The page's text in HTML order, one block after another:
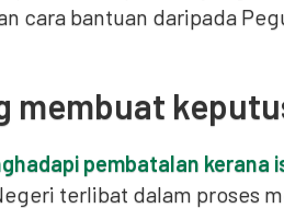
cara bantuan daripada
membuat
pembatalan kerana
terlibat dalam proses